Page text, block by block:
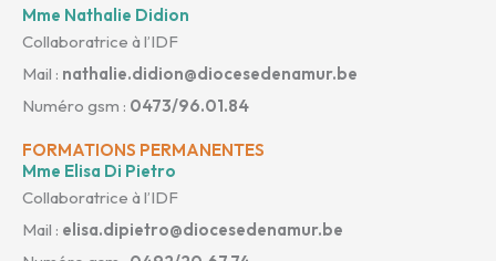
Mme Nathalie Didion
Collaboratrice à l’IDF
Mail : nathalie.didion@diocesedenamur.be
Numéro gsm : 0473/96.01.84
FORMATIONS PERMANENTES
Mme Elisa Di Pietro
Collaboratrice à l’IDF
Mail : elisa.dipietro@diocesedenamur.be